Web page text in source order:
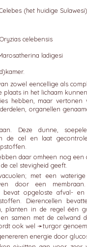
(het huidige Sulawesi).
Oryziascelebensis
ladigesi
zowel eencellige als
plaats in het lichaam
hebben, maar
organellen
Deze dunne,
de cel en laat
daar omheen nog een
cel stevigheid geeft.
met een
door een
bevat opgeloste afval- en
Dierencellen
planten in de regel één
samen met de celwand
ook wel ➛turgor
energie door